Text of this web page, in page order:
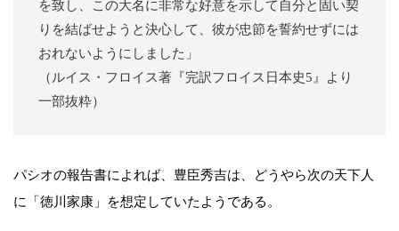
を致し、この大名に非常な好意を示して自分と固い契
りを結ばせようと決心して、彼が忠節を誓約せずには
おれないようにしました」
（ルイス・フロイス著『完訳フロイス日本史5』より
一部抜粋）
パシオの報告書によれば、豊臣秀吉は、どうやら次の天下人
に「徳川家康」を想定していたようである。